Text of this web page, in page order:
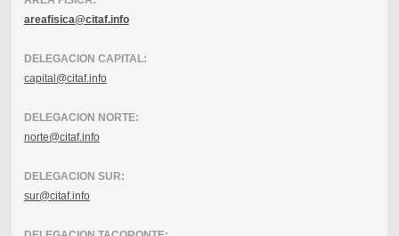
areafisica@citaf.info
DELEGACION CAPITAL:
capital@citaf.info
DELEGACION NORTE:
norte@citaf.info
DELEGACION SUR:
sur@citaf.info